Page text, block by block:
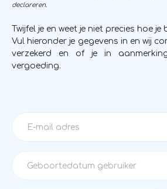
declareren.
Twijfel je en weet je niet precies hoe je
Vul hieronder je gegevens in en wij
verzekerd en of je in
vergoeding.